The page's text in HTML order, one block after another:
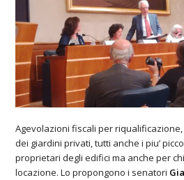
Agevolazioni fiscali per
dei giardini privati, tutti anche i piu’
proprietari degli edifici ma anche per
locazione. Lo propongono i senatori